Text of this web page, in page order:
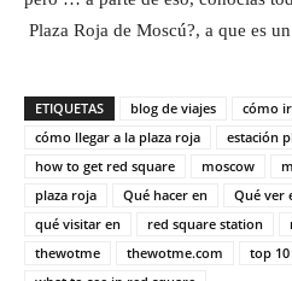
Plaza Roja de Moscú?, a que es
ETIQUETAS blog de viajes
cómo
cómo llegar a la plaza roja
estación
how to get red square
moscow
plaza roja
Qué hacer en Qué ver
qué visitar en
red square station
thewotme
thewotme.com top 10